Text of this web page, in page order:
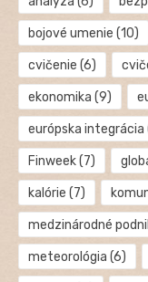
bojové umenie (10)
cvičenie (6)
ekonomika (9)
európska integrácia
Finweek(7)
kalórie (7)
medzinárodné
meteorológia (6)